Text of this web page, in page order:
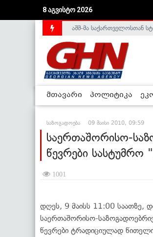
8 აგვისტო 2026
საქართველოს დე-ფაქტო
აშშ-მა საქართველოსთან
მთავარი პოლიტიკა
საზოგადოება 09 მაისი 2010, 09:59
საერთაშორისო-
წევრები სასტუმრო
1001
დღეს, 9 მაისს 11:00 საათზე,
საერთაშორისო-
წევრები ტრადიციულად